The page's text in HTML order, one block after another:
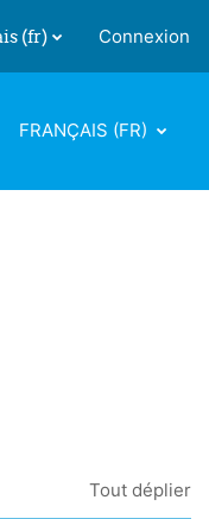
la saisie de
‎(fr)‎ Connexion
FRANÇAIS ‎(FR)‎
Tout déplier